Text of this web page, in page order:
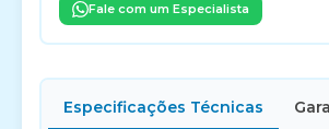
Fale com um Especialista
Especificações Técnicas